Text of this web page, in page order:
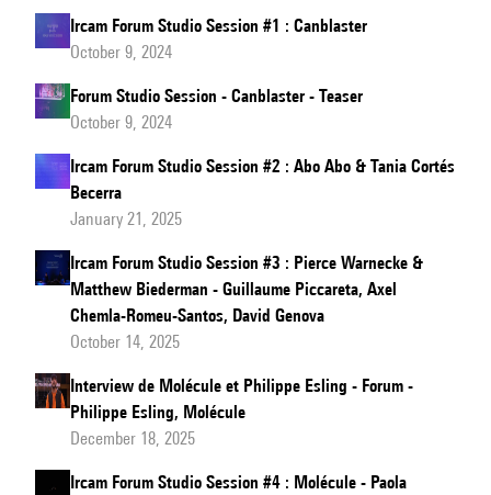
Studio
Session
:
Anee
Molly
Bell
Ircam Forum Studio Session #1 : Canblaster
October 9, 2024
Forum Studio Session - Canblaster - Teaser
October 9, 2024
Ircam Forum Studio Session #2 : Abo Abo & Tania Cortés
Becerra
January 21, 2025
Ircam Forum Studio Session #3 : Pierce Warnecke &
Matthew Biederman - Guillaume Piccareta, Axel
Chemla-Romeu-Santos, David Genova
October 14, 2025
Interview de Molécule et Philippe Esling - Forum -
Philippe Esling, Molécule
December 18, 2025
Ircam Forum Studio Session #4 : Molécule - Paola